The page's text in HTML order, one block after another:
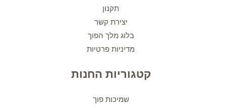
תקנון
יצירת קשר
בלוג מלך הפוך
מדיניות פרטיות
קטגוריות החנות
שמיכות פוך